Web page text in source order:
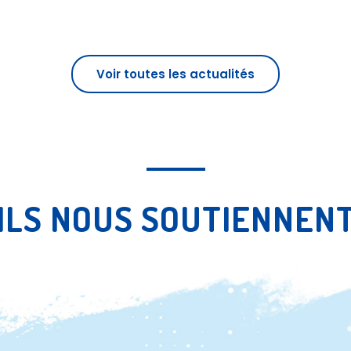
Voir toutes les actualités
NOUS